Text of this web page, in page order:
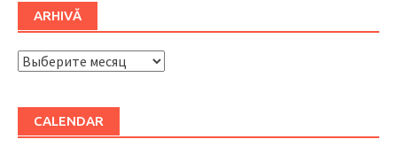
ARHIVĂ
ARHIVĂ
CALENDAR